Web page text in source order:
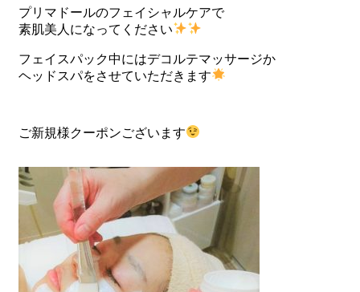
プリマドールのフェイシャルケアで
素肌美人になってください
フェイスパック中にはデコルテマッサージか
ヘッドスパをさせていただきます
ご新規様クーポンございます